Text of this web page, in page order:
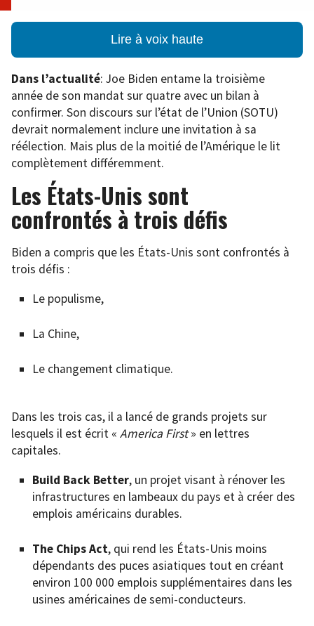
Lire à voix haute
Dans l’actualité: Joe Biden entame la troisième
année de son mandat sur quatre avec un bilan à
confirmer. Son discours sur l’état de l’Union (SOTU)
devrait normalement inclure une invitation à sa
réélection. Mais plus de la moitié de l’Amérique le lit
complètement différemment.
Les États-Unis sont
confrontés à trois défis
Biden a compris que les États-Unis sont confrontés à
trois défis :
Le populisme,
La Chine,
Le changement climatique.
Dans les trois cas, il a lancé de grands projets sur
lesquels il est écrit « America First» en lettres
capitales.
Build Back Better, un projet visant à rénover les
infrastructures en lambeaux du pays et à créer des
emplois américains durables.
The Chips Act, qui rend les États-Unis moins
dépendants des puces asiatiques tout en créant
environ 100 000 emplois supplémentaires dans les
usines américaines de semi-conducteurs.